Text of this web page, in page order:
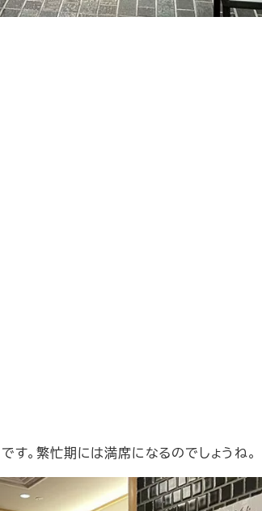
す。繁忙期には満席になるのでしょうね。